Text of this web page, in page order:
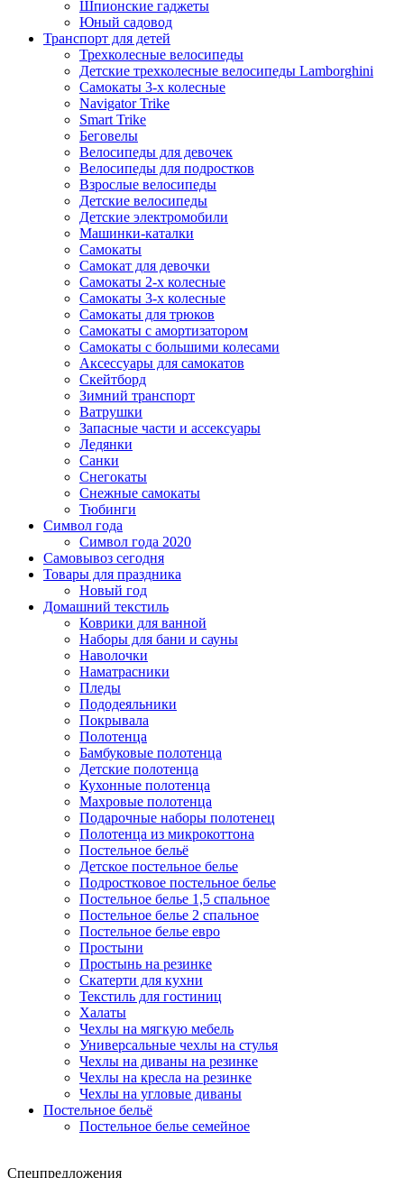
Шпионские гаджеты
Юный садовод
Транспорт для детей
Трехколесные велосипеды
Детские трехколесные велосипеды Lamborghini
Самокаты 3-х колесные
Navigator Trike
Smart Trike
Беговелы
Велосипеды для девочек
Велосипеды для подростков
Взрослые велосипеды
Детские велосипеды
Детские электромобили
Машинки-каталки
Самокаты
Самокат для девочки
Самокаты 2-х колесные
Самокаты 3-х колесные
Самокаты для трюков
Самокаты с амортизатором
Самокаты с большими колесами
Аксессуары для самокатов
Скейтборд
Зимний транспорт
Ватрушки
Запасные части и ассексуары
Ледянки
Санки
Снегокаты
Снежные самокаты
Тюбинги
Символ года
Символ года 2020
Самовывоз сегодня
Товары для праздника
Новый год
Домашний текстиль
Коврики для ванной
Наборы для бани и сауны
Наволочки
Наматрасники
Пледы
Пододеяльники
Покрывала
Полотенца
Бамбуковые полотенца
Детские полотенца
Кухонные полотенца
Махровые полотенца
Подарочные наборы полотенец
Полотенца из микрокоттона
Постельное бельё
Детское постельное белье
Подростковое постельное белье
Постельное белье 1,5 спальное
Постельное белье 2 спальное
Постельное белье евро
Простыни
Простынь на резинке
Скатерти для кухни
Текстиль для гостиниц
Халаты
Чехлы на мягкую мебель
Универсальные чехлы на стулья
Чехлы на диваны на резинке
Чехлы на кресла на резинке
Чехлы на угловые диваны
Постельное бельё
Постельное белье семейное
Спецпредложения